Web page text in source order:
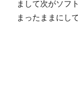
まして次がソフ
まったままにし